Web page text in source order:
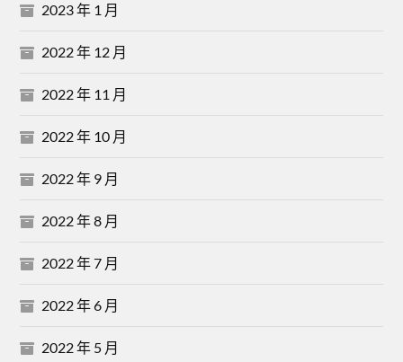
2023 年 1 月
2022 年 12 月
2022 年 11 月
2022 年 10 月
2022 年 9 月
2022 年 8 月
2022 年 7 月
2022 年 6 月
2022 年 5 月